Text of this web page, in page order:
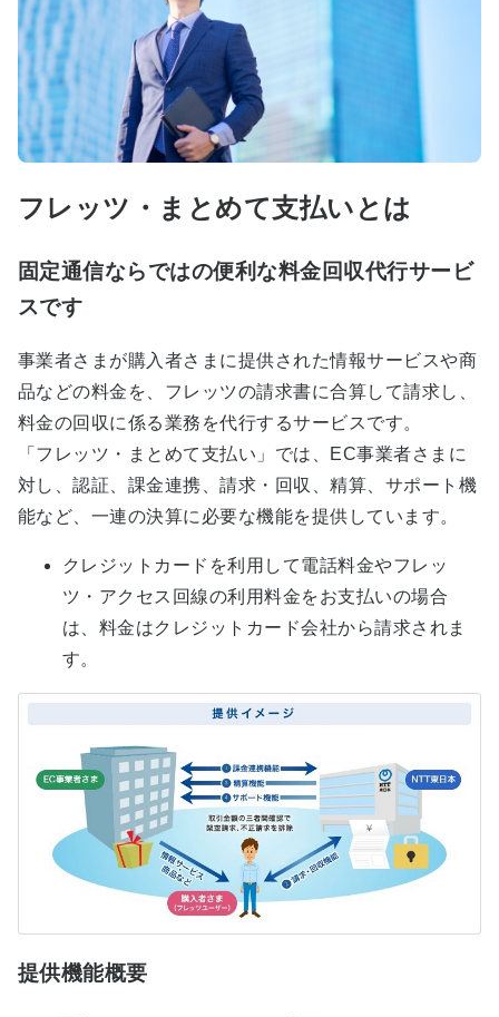
フレッツ・まとめて支払いとは
固定通信ならではの便利な料金回収代行サービ
スです
事業者さまが購入者さまに提供された情報サービスや商
品などの料金を、フレッツの請求書に合算して請求し、
料金の回収に係る業務を代行するサービスです。
「フレッツ・まとめて支払い」では、EC事業者さまに
対し、認証、課金連携、請求・回収、精算、サポート機
能など、一連の決算に必要な機能を提供しています。
クレジットカードを利用して電話料金やフレッ
ツ・アクセス回線の利用料金をお支払いの場合
は、料金はクレジットカード会社から請求されま
す。
提供機能概要